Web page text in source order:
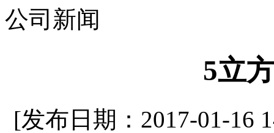
公司新闻
5立
[发布日期：2017-01-16